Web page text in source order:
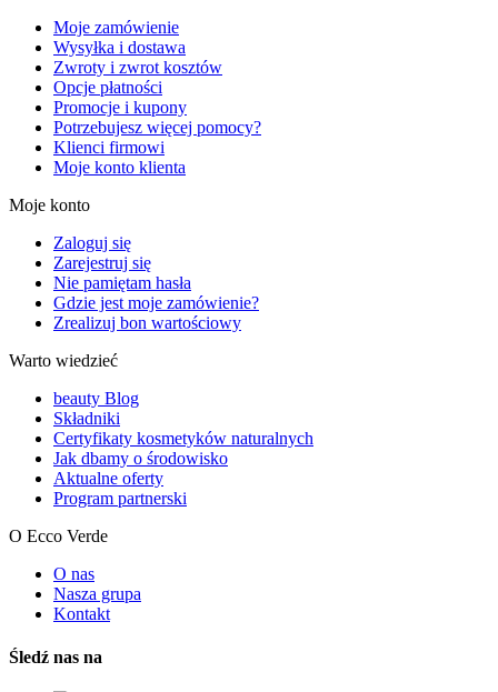
Moje zamówienie
Wysyłka i dostawa
Zwroty i zwrot kosztów
Opcje płatności
Promocje i kupony
Potrzebujesz więcej pomocy?
Klienci firmowi
Moje konto klienta
Moje konto
Zaloguj się
Zarejestruj się
Nie pamiętam hasła
Gdzie jest moje zamówienie?
Zrealizuj bon wartościowy
Warto wiedzieć
beauty Blog
Składniki
Certyfikaty kosmetyków naturalnych
Jak dbamy o środowisko
Aktualne oferty
Program partnerski
O Ecco Verde
O nas
Nasza grupa
Kontakt
Śledź nas na